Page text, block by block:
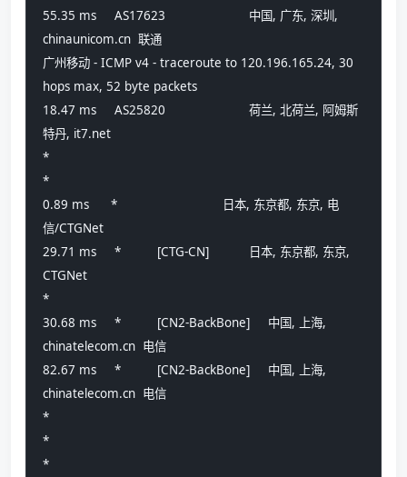
55.35 ms     AS17623                       中国, 广东, 深圳,
chinaunicom.cn  联通
广州移动 - ICMP v4 - traceroute to 120.196.165.24, 30
hops max, 52 byte packets
18.47 ms     AS25820                       荷兰, 北荷兰, 阿姆斯
特丹, it7.net
*
*
0.89 ms      *                             日本, 东京都, 东京, 电
信/CTGNet
29.71 ms     *          [CTG-CN]           日本, 东京都, 东京,
CTGNet
*
30.68 ms     *          [CN2-BackBone]     中国, 上海,
chinatelecom.cn  电信
82.67 ms     *          [CN2-BackBone]     中国, 上海,
chinatelecom.cn  电信
*
*
*